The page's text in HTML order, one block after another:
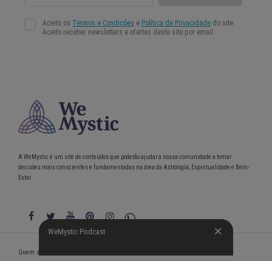
WeMystic Podcast
A WeMystic é um site de conteúdos que poderão ajudar a nossa comunidade a tomar
decisões mais conscientes e fundamentadas na área da Astrologia, Espiritualidade e Bem-
Estar.
WeMystic Podcast
Quem somos